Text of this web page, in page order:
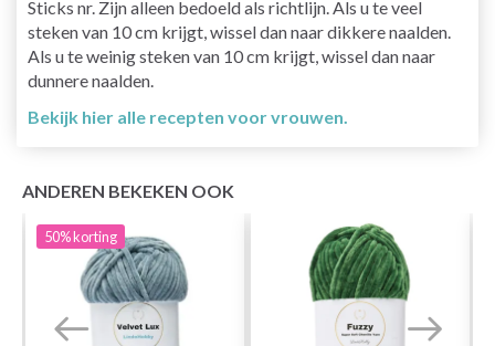
Sticks nr. Zijn alleen bedoeld als richtlijn. Als u te veel
steken van 10 cm krijgt, wissel dan naar dikkere naalden.
Als u te weinig steken van 10 cm krijgt, wissel dan naar
dunnere naalden.
Bekijk hier alle recepten voor vrouwen.
ANDEREN BEKEKEN OOK
50%korting